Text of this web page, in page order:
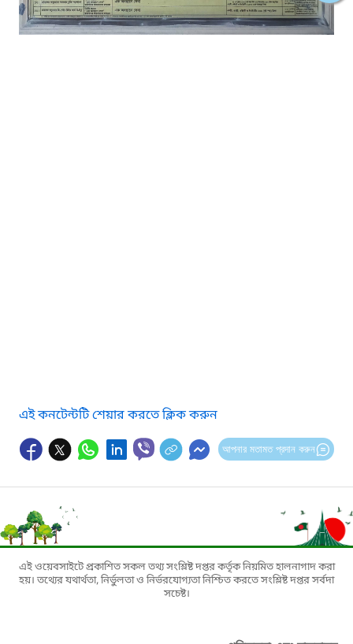
এই কনটেন্টটি শেয়ার করতে ক্লিক করুন
আপনার মতামত প্রদান করুন
এই ওয়েবসাইটে প্রকাশিত সকল তথ্য সংশ্লিষ্ট দপ্তর কর্তৃক নিয়মিত হালনাগাদ করা
হয়। তথ্যের যথার্থতা, নির্ভুলতা ও নির্ভরযোগ্যতা নিশ্চিত করতে সংশ্লিষ্ট দপ্তর সর্বদা
সচেষ্ট।